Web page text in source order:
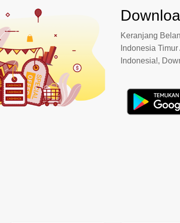
Keranjang
Indonesia
Indonesia!,